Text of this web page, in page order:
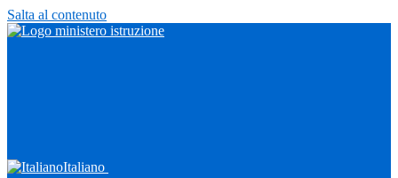
Salta al contenuto
Italiano